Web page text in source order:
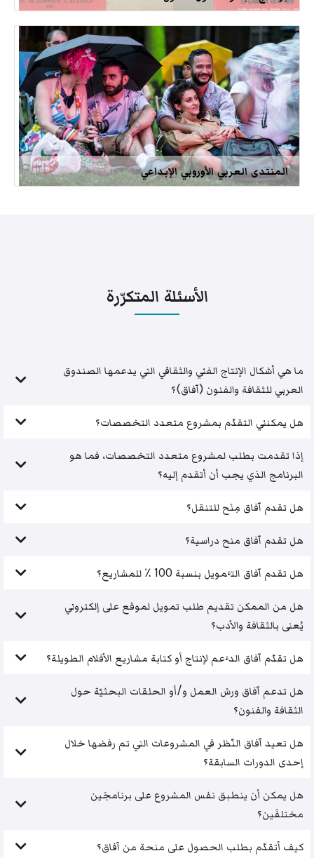
المنتدى العربي الأوروبي الإبداعي
الأسئلة المتكرّرة
ما هي أشكال الإنتاج الفني والثقافي التي يدعمها الصندوق
العربي للثقافة والفنون (آفاق)؟
هل يمكنني التقدّم بمشروع متعدد التخصصات؟
إذا تقدمت بطلب لمشروع متعدد التخصصات، فما هو
البرنامج الذي يجب أن أتقدم إليه؟
هل تقدم آفاق مِنَح للتنقل؟
هل تقدم آفاق منح دراسية؟
هل تقدم آفاق التَّمويل بنسبة 100 ٪ للمشاريع؟
هل من الممكن تقديم طلب تمويل لموقع على إلكتروني
يُعنى بالثقافة والأدب؟
هل تقدّم آفاق الدَّعم لإنتاج أو كتابة مشاريع الأفلام الطويلة؟
هل تدعم آفاق ورش العمل و/أو الحلقات البحثيّة حول
الثقافة والفنون؟
هل تعيد آفاق النّظر في المشروعات التي تم رفضها خلال
إحدى الدورات السابقة؟
هل يمكن أن ينطبق نفس المشروع على برنامجَين
مختلفَين؟
كيف أتقدّم بطلب الحصول على منحة من آفاق؟